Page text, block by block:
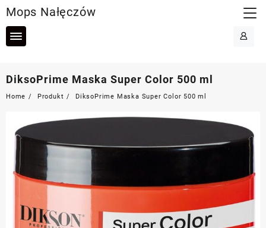
to
content
Mops Nałęczów
DiksoPrime Maska Super Color 500 ml
Home Produkt DiksoPrime Maska Super Color 500 ml